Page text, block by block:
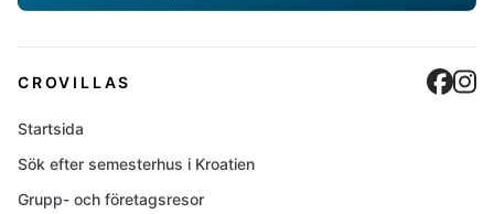
CROVILLAS
Startsida
Sök efter semesterhus i Kroatien
Grupp- och företagsresor